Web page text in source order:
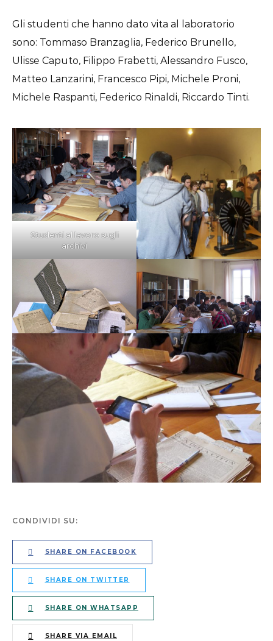
Gli studenti che hanno dato vita al laboratorio
sono: Tommaso Branzaglia, Federico Brunello,
Ulisse Caputo, Filippo Frabetti, Alessandro Fusco,
Matteo Lanzarini, Francesco Pipi, Michele Proni,
Michele Raspanti, Federico Rinaldi, Riccardo Tinti.
Studenti al lavoro sugli
archivi
CONDIVIDI SU:
SHARE ON FACEBOOK
SHARE ON TWITTER
SHARE ON WHATSAPP
SHARE VIA EMAIL